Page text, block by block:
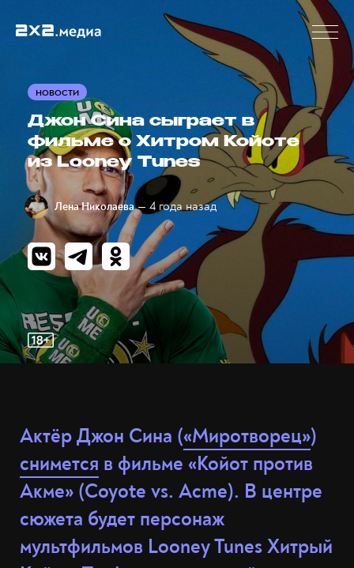
НОВОСТИ
Джон Сина сыграет в
фильме о Хитром Койоте
из Looney Tunes
Лена Николаева — 4 года назад
Актёр Джон Сина («Миротворец»)
снимется в фильме «Койот против
Акме» (Coyote vs. Acme). В центре
сюжета будет персонаж
мультфильмов Looney Tunes Хитрый